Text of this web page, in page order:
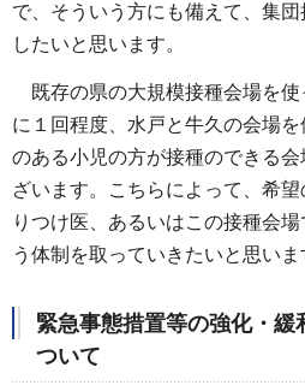
で、そういう方にも備えて、集
したいと思います。
既存の県の大規模接種会場を使
に１回程度、水戸と牛久の会場
のある小児の方が接種のできる
ざいます。こちらによって、希
りつけ医、あるいはこの接種会
う体制を取っていきたいと思いま
緊急事態措置等の強化・緩
ついて